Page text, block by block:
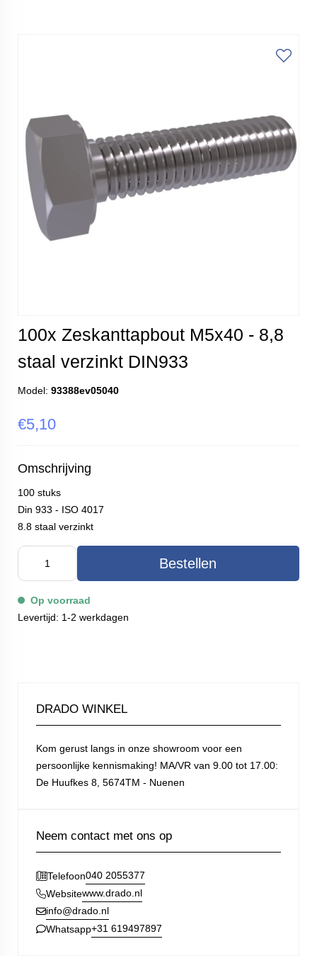
100x Zeskanttapbout M5x40 - 8,8
staal verzinkt DIN933
Model: 93388ev05040
€5,10
Omschrijving
100 stuks
Din 933 - ISO 4017
8.8 staal verzinkt
Bestellen
Op voorraad
Levertijd: 1-2 werkdagen
DRADO WINKEL
Kom gerust langs in onze showroom voor een
persoonlijke kennismaking! MA/VR van 9.00 tot 17.00:
De Huufkes 8, 5674TM - Nuenen
Neem contact met ons op
Telefoon040 2055377
Websitewww.drado.nl
info@drado.nl
Whatsapp+31 619497897